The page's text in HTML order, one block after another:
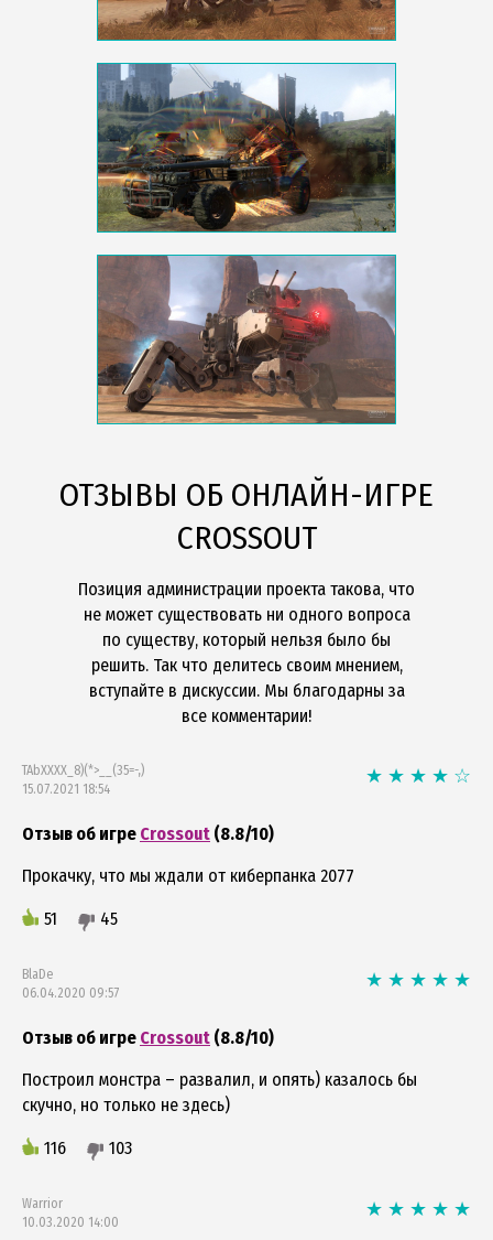
ОТЗЫВЫ ОБ ОНЛАЙН-ИГРЕ
CROSSOUT
Позиция администрации проекта такова, что
не может существовать ни одного вопроса
по существу, который нельзя было бы
решить. Так что делитесь своим мнением,
вступайте в дискуссии. Мы благодарны за
все комментарии!
TAbXXXX_8)(*>__(35=-,)
15.07.2021 18:54
Отзыв об игре Crossout (8.8/10)
Прокачку, что мы ждали от киберпанка 2077
51 45
BlaDe
06.04.2020 09:57
Отзыв об игре Crossout (8.8/10)
Построил монстра – развалил, и опять) казалось бы
скучно, но только не здесь)
116 103
Warrior
10.03.2020 14:00